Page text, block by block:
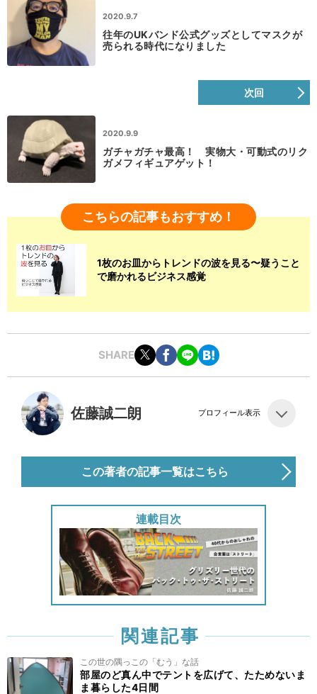
2020.9.7
往年のUKバンド公式グッズとしてマスクが
売られる時代になりました
次回
2020.9.9
ガチャガチャ最高！ 実物大・可動式のリク
ガメフィギュアゲット！
こちらの記事もおすすめ！
1枚のお皿からトレンドの波を見る〜疑うこと
で磨かれるビジネス感覚
SHARE
佐藤誠二朗 プロフィール表示
この著者の記事一覧はこちら
連載目次
関連記事
この世の隅っこの「むう」な話
部屋のど真ん中でテントを広げて、たためないま
ま暮らした4日間